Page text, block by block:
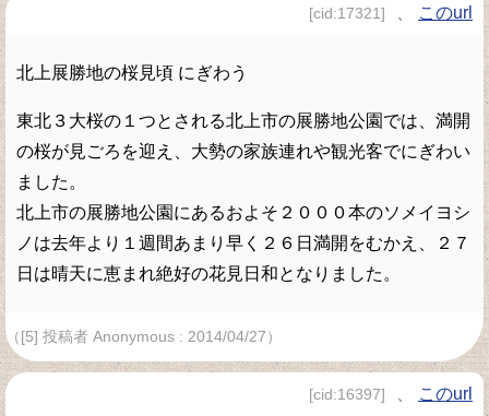
[cid:17321] このurl
北上展勝地の桜見頃 にぎわう
東北３大桜の１つとされる北上市の展勝地公園では、満開
の桜が見ごろを迎え、大勢の家族連れや観光客でにぎわい
ました。
北上市の展勝地公園にあるおよそ２０００本のソメイヨシ
ノは去年より１週間あまり早く２６日満開をむかえ、２７
日は晴天に恵まれ絶好の花見日和となりました。
（[5] 投稿者 Anonymous : 2014/04/27）
[cid:16397] このurl